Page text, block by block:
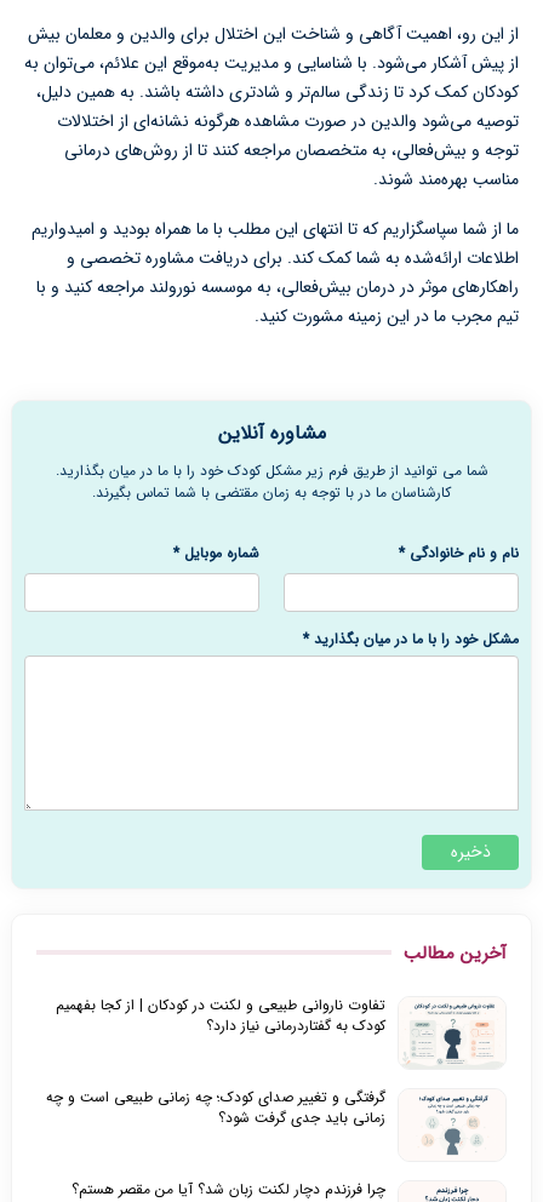
از این رو، اهمیت آگاهی و شناخت این اختلال برای والدین و معلمان بیش
از پیش آشکار می‌شود. با شناسایی و مدیریت به‌موقع این علائم، می‌توان به
کودکان کمک کرد تا زندگی سالم‌تر و شادتری داشته باشند. به همین دلیل،
توصیه می‌شود والدین در صورت مشاهده هرگونه نشانه‌ای از اختلالات
توجه و بیش‌فعالی، به متخصصان مراجعه کنند تا از روش‌های درمانی
مناسب بهره‌مند شوند.
ما از شما سپاسگزاریم که تا انتهای این مطلب با ما همراه بودید و امیدواریم
اطلاعات ارائه‌شده به شما کمک کند. برای دریافت مشاوره تخصصی و
راهکارهای موثر در درمان بیش‌فعالی، به موسسه نورولند مراجعه کنید و با
تیم مجرب ما در این زمینه مشورت کنید.
مشاوره آنلاین
شما می توانید از طریق فرم زیر مشکل کودک خود را با ما در میان بگذارید.
کارشناسان ما در با توجه به زمان مقتضی با شما تماس بگیرند.
نام و نام خانوادگی* شماره موبایل*
مشکل خود را با ما در میان بگذارید*
آخرین مطالب
تفاوت ناروانی طبیعی و لکنت در کودکان | از کجا بفهمیم
کودک به گفتاردرمانی نیاز دارد؟
گرفتگی و تغییر صدای کودک؛ چه زمانی طبیعی است و چه
زمانی باید جدی گرفت شود؟
چرا فرزندم دچار لکنت زبان شد؟ آیا من مقصر هستم؟